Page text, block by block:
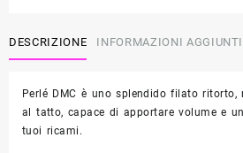
DESCRIZIONE INFORMAZIONI
Perlé DMC è uno splendido filato
al tatto, capace di apportare volume e
tuoi ricami.